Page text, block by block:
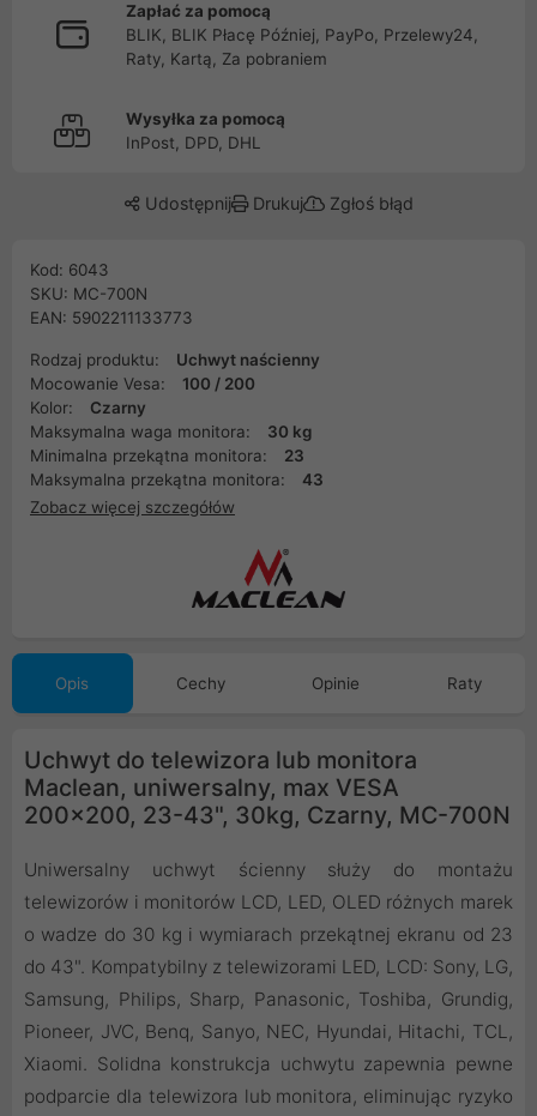
Zapłać za pomocą
BLIK, BLIK Płacę Później, PayPo, Przelewy24,
Raty, Kartą, Za pobraniem
Wysyłka za pomocą
InPost, DPD, DHL
Udostępnij Drukuj Zgłoś błąd
Kod: 6043
SKU: MC-700N
EAN: 5902211133773
Rodzaj produktu:
Uchwyt naścienny
Mocowanie Vesa:
100 / 200
Kolor:
Czarny
Maksymalna waga monitora:
30 kg
Minimalna przekątna monitora:
23
Maksymalna przekątna monitora:
43
Zobacz więcej szczegółów
Opis Cechy Opinie Raty
Uchwyt do telewizora lub monitora
Maclean, uniwersalny, max VESA
200x200, 23-43", 30kg, Czarny, MC-700N
Uniwersalny uchwyt ścienny służy do montażu
telewizorów i monitorów LCD, LED, OLED różnych marek
o wadze do 30 kg i wymiarach przekątnej ekranu od 23
do 43". Kompatybilny z telewizorami LED, LCD: Sony, LG,
Samsung, Philips, Sharp, Panasonic, Toshiba, Grundig,
Pioneer, JVC, Benq, Sanyo, NEC, Hyundai, Hitachi, TCL,
Xiaomi. Solidna konstrukcja uchwytu zapewnia pewne
podparcie dla telewizora lub monitora, eliminując ryzyko